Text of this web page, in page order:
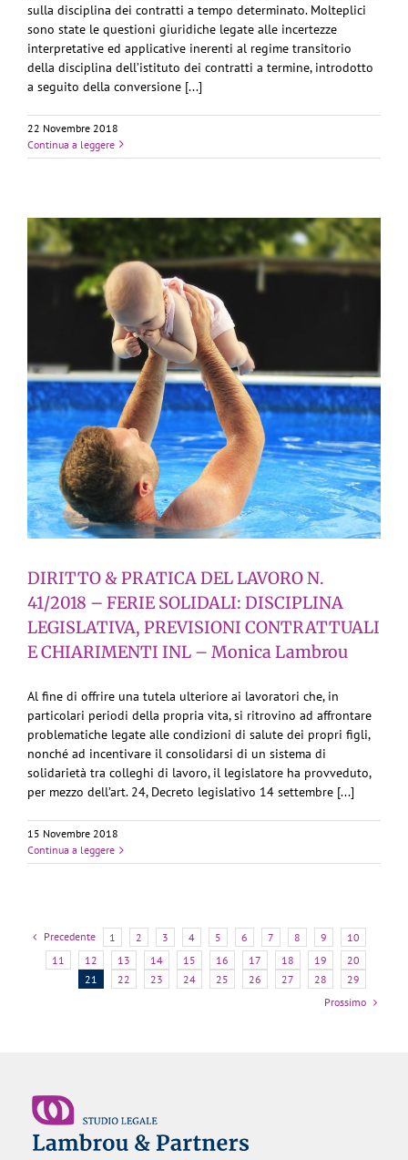
sulla disciplina dei contratti a tempo determinato. Molteplici
sono state le questioni giuridiche legate alle incertezze
interpretative ed applicative inerenti al regime transitorio
della disciplina dell’istituto dei contratti a termine, introdotto
a seguito della conversione [...]
22 Novembre 2018
Continua a leggere
DIRITTO & PRATICA DEL LAVORO N.
41/2018 – FERIE SOLIDALI: DISCIPLINA
LEGISLATIVA, PREVISIONI CONTRATTUALI
E CHIARIMENTI INL – Monica Lambrou
Al fine di offrire una tutela ulteriore ai lavoratori che, in
particolari periodi della propria vita, si ritrovino ad affrontare
problematiche legate alle condizioni di salute dei propri figli,
nonché ad incentivare il consolidarsi di un sistema di
solidarietà tra colleghi di lavoro, il legislatore ha provveduto,
per mezzo dell’art. 24, Decreto legislativo 14 settembre [...]
15 Novembre 2018
Continua a leggere
Precedente 1 2 3 4 5 6 7 8 9
10
11
12 13 14 15 16 17 18 19
20
21
22 23 24 25 26 27 28
29
Prossimo